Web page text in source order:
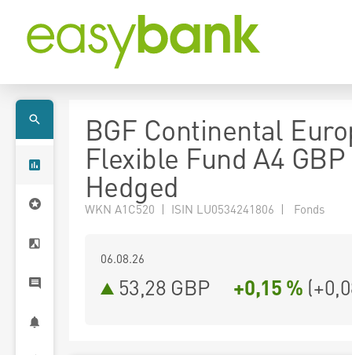
BGF Continental
Flexible Fund A4 GBP
Hedged
WKN A1C520 | ISIN LU0534241806 | Fonds
06.08.26
53,28 GBP +0,15 % (